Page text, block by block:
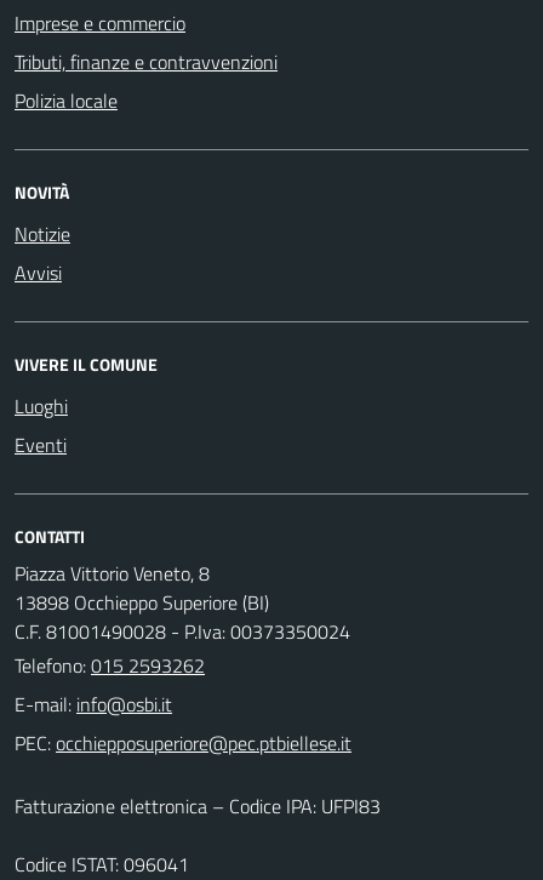
Imprese e commercio
Tributi, finanze e contravvenzioni
Polizia locale
NOVITÀ
Notizie
Avvisi
VIVERE IL COMUNE
Luoghi
Eventi
CONTATTI
Piazza Vittorio Veneto, 8
13898 Occhieppo Superiore (BI)
C.F. 81001490028 - P.Iva: 00373350024
Telefono:015 2593262
E-mail:
PEC:
Fatturazione elettronica – Codice IPA: UFPI83
Codice ISTAT: 096041